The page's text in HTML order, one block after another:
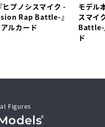
ヒプノシスマイク -
Rap Battle-』
ルカード
モデル
スマイ
Battle-
ド
Figures